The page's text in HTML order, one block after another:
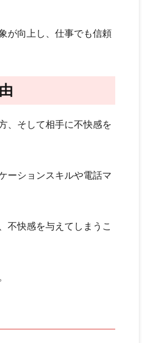
が向上し、仕事でも信頼
、そして相手に不快感を
ーションスキルや電話マ
不快感を与えてしまうこ